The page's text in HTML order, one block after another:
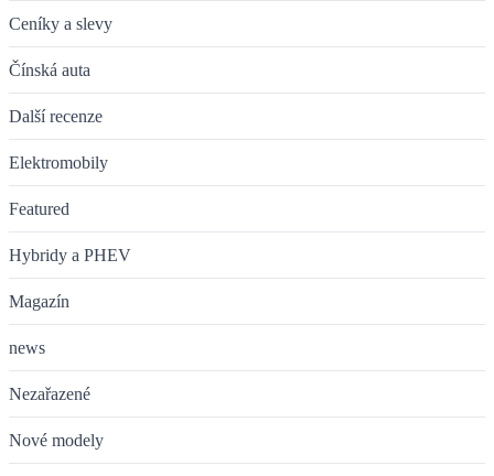
Ceníky a slevy
Čínská auta
Další recenze
Elektromobily
Featured
Hybridy a PHEV
Magazín
news
Nezařazené
Nové modely